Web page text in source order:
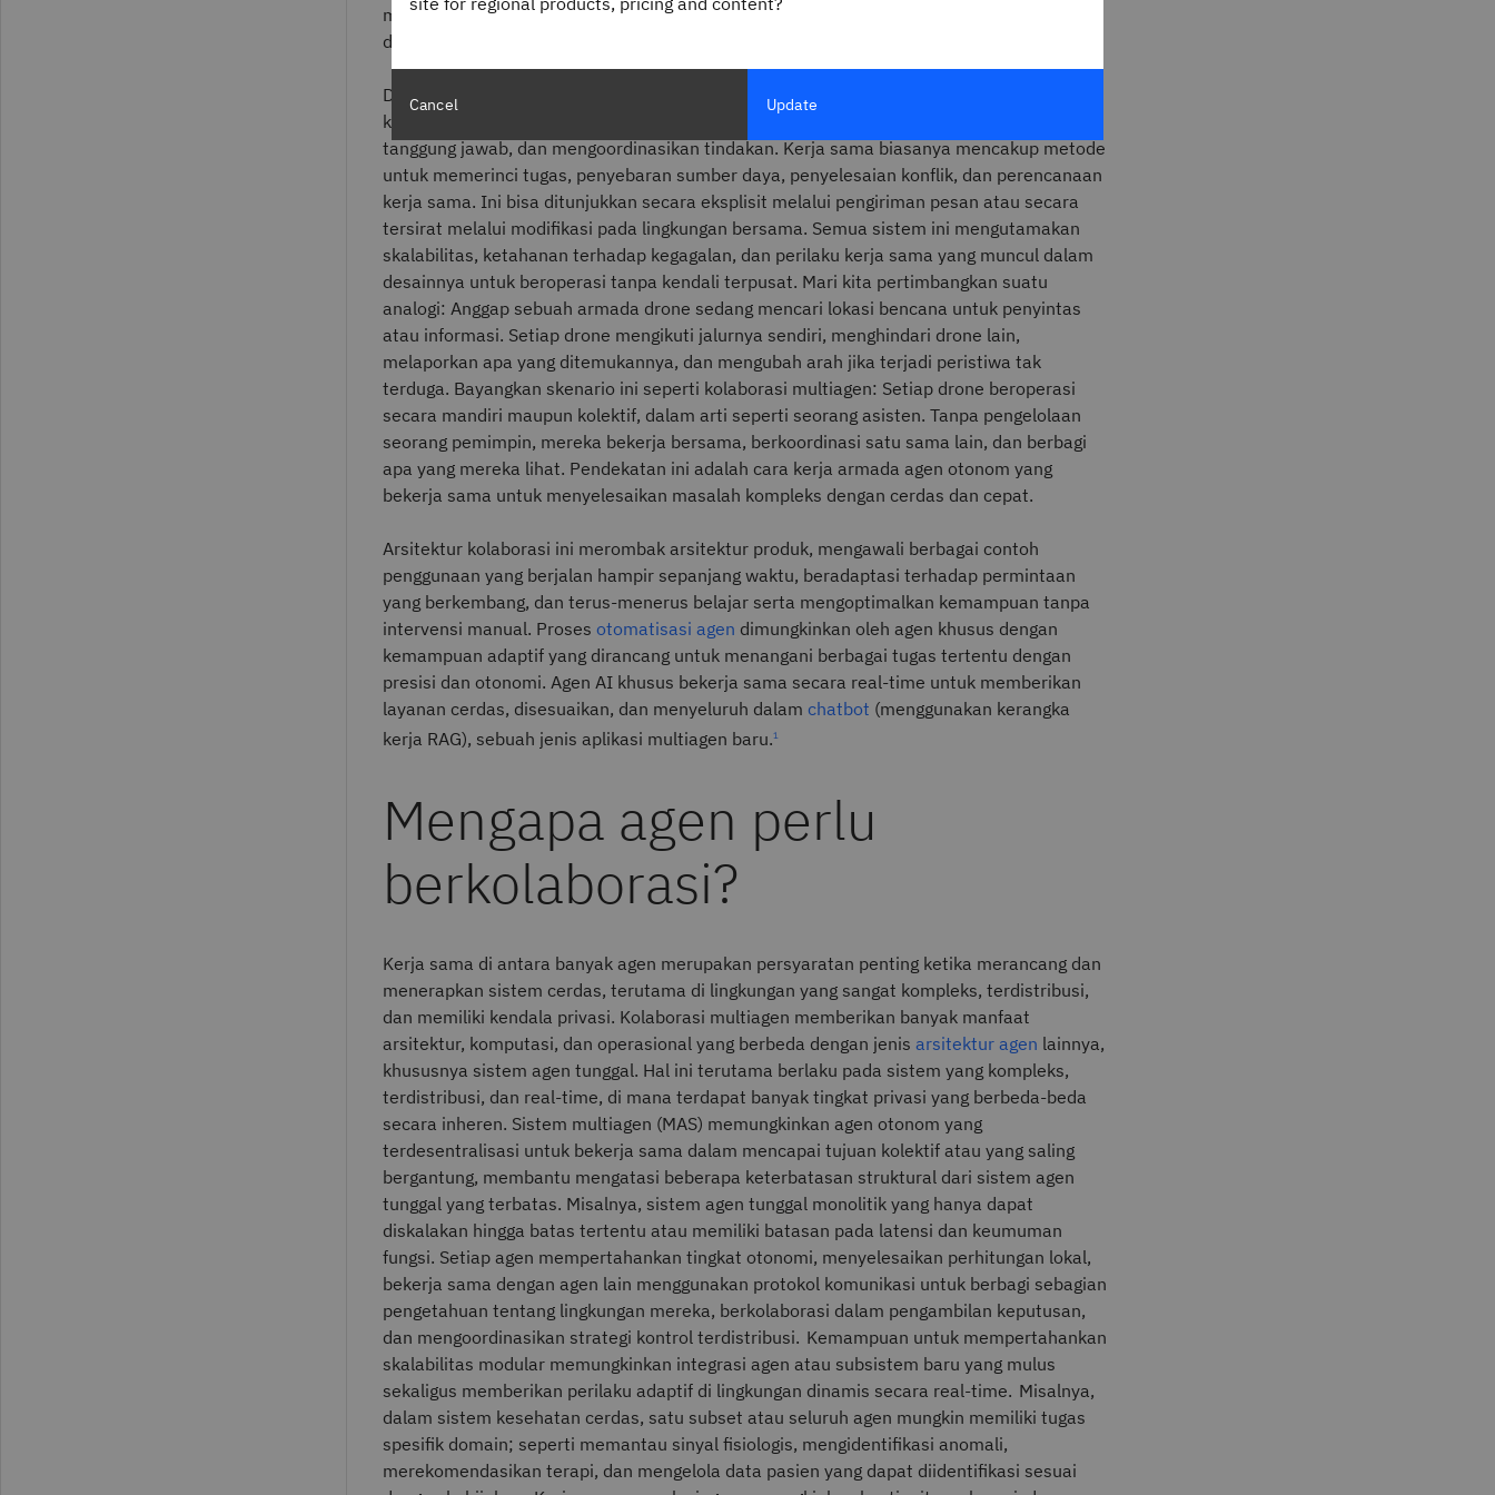
masing-masing memiliki pengetahuan lokal dan kemampuan pengambilan keputusan,
disebut sebagai
Dalam kolaborasi multiagen, semua agen ini bekerja sama menggunakan protokol
komunikasi yang telah ditetapkan untuk bertukar informasi tentang kondisi, menetapkan
tanggung jawab, dan mengoordinasikan tindakan. Kerja sama biasanya mencakup metode
untuk memerinci tugas, penyebaran sumber daya, penyelesaian konflik, dan perencanaan
kerja sama. Ini bisa ditunjukkan secara eksplisit melalui pengiriman pesan atau secara
tersirat melalui modifikasi pada lingkungan bersama. Semua sistem ini mengutamakan
skalabilitas, ketahanan terhadap kegagalan, dan perilaku kerja sama yang muncul dalam
desainnya untuk beroperasi tanpa kendali terpusat. Mari kita pertimbangkan suatu
analogi: Anggap sebuah armada drone sedang mencari lokasi bencana untuk penyintas
atau informasi. Setiap drone mengikuti jalurnya sendiri, menghindari drone lain,
melaporkan apa yang ditemukannya, dan mengubah arah jika terjadi peristiwa tak
terduga. Bayangkan skenario ini seperti kolaborasi multiagen: Setiap drone beroperasi
secara mandiri maupun kolektif, dalam arti seperti seorang asisten. Tanpa pengelolaan
seorang pemimpin, mereka bekerja bersama, berkoordinasi satu sama lain, dan berbagi
apa yang mereka lihat. Pendekatan ini adalah cara kerja armada agen otonom yang
bekerja sama untuk menyelesaikan masalah kompleks dengan cerdas dan cepat.
Arsitektur kolaborasi ini merombak arsitektur produk, mengawali berbagai contoh
penggunaan yang berjalan hampir sepanjang waktu, beradaptasi terhadap permintaan
yang berkembang, dan terus-menerus belajar serta mengoptimalkan kemampuan tanpa
intervensi manual. Proses otomatisasi agen dimungkinkan oleh agen khusus dengan
kemampuan adaptif yang dirancang untuk menangani berbagai tugas tertentu dengan
presisi dan otonomi. Agen AI khusus bekerja sama secara real-time untuk memberikan
layanan cerdas, disesuaikan, dan menyeluruh dalam chatbot (menggunakan kerangka
kerja RAG), sebuah jenis aplikasi multiagen baru.1
Mengapa agen perlu
berkolaborasi?
Kerja sama di antara banyak agen merupakan persyaratan penting ketika merancang dan
menerapkan sistem cerdas, terutama di lingkungan yang sangat kompleks, terdistribusi,
dan memiliki kendala privasi. Kolaborasi multiagen memberikan banyak manfaat
arsitektur, komputasi, dan operasional yang berbeda dengan jenis arsitektur agen lainnya,
khususnya sistem agen tunggal. Hal ini terutama berlaku pada sistem yang kompleks,
terdistribusi, dan real-time, di mana terdapat banyak tingkat privasi yang berbeda-beda
secara inheren. Sistem multiagen (MAS) memungkinkan agen otonom yang
terdesentralisasi untuk bekerja sama dalam mencapai tujuan kolektif atau yang saling
bergantung, membantu mengatasi beberapa keterbatasan struktural dari sistem agen
tunggal yang terbatas. Misalnya, sistem agen tunggal monolitik yang hanya dapat
diskalakan hingga batas tertentu atau memiliki batasan pada latensi dan keumuman
fungsi. Setiap agen mempertahankan tingkat otonomi, menyelesaikan perhitungan lokal,
bekerja sama dengan agen lain menggunakan protokol komunikasi untuk berbagi sebagian
pengetahuan tentang lingkungan mereka, berkolaborasi dalam pengambilan keputusan,
dan mengoordinasikan strategi kontrol terdistribusi. Kemampuan untuk mempertahankan
skalabilitas modular memungkinkan integrasi agen atau subsistem baru yang mulus
sekaligus memberikan perilaku adaptif di lingkungan dinamis secara real-time. Misalnya,
dalam sistem kesehatan cerdas, satu subset atau seluruh agen mungkin memiliki tugas
spesifik domain; seperti memantau sinyal fisiologis, mengidentifikasi anomali,
merekomendasikan terapi, dan mengelola data pasien yang dapat diidentifikasi sesuai
Cancel Update